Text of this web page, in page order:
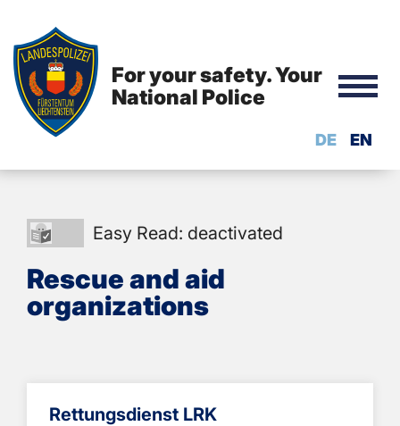
For your safety. Your
National Police
DE EN
Easy
Read:
deactivated
Easy Read: deactivated
Rescue and aid
organizations
Rettungsdienst LRK